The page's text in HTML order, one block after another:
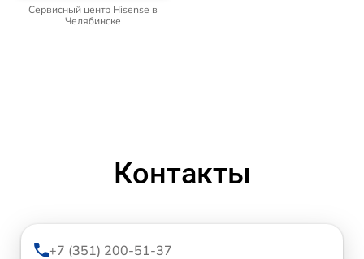
Сервисный центр Hisense в
Челябинске
Контакты
+7 (351) 200-51-37